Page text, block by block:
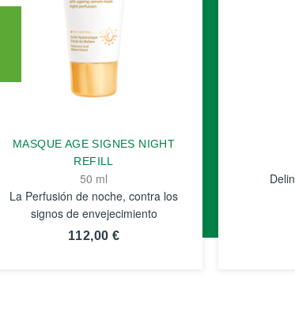
MASQUE AGE SIGNES NIGHT
REFILL
50 ml
La Perfusión de noche, contra los
signos de envejecimiento
112,00 €